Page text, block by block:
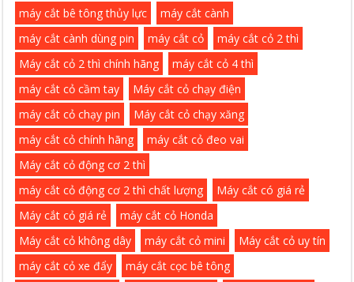
máy cắt bê tông thủy lực
máy cắt cành
máy cắt cành dùng pin
máy cắt cỏ
máy cắt cỏ 2 thì
Máy cắt cỏ 2 thì chính hãng
máy cắt cỏ 4 thì
máy cắt cỏ cầm tay
Máy cắt cỏ chạy điện
máy cắt cỏ chạy pin
Máy cắt cỏ chạy xăng
máy cắt cỏ chính hãng
máy cắt cỏ đeo vai
Máy cắt cỏ động cơ 2 thì
máy cắt cỏ động cơ 2 thì chất lượng
Máy cắt có giá rẻ
Máy cắt cỏ giá rẻ
máy cắt cỏ Honda
Máy cắt cỏ không dây
máy cắt cỏ mini
Máy cắt cỏ uy tín
máy cắt cỏ xe đẩy
máy cắt cọc bê tông